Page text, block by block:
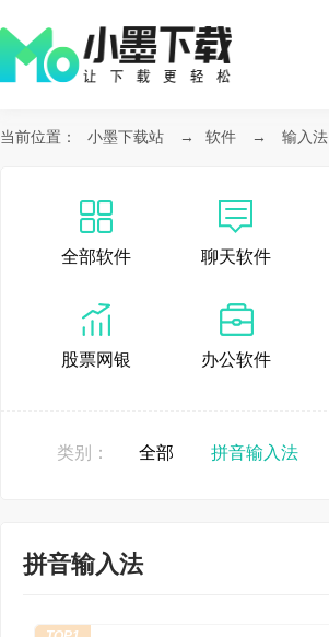
当前位置： 小墨下载站 → 软件 → 输入法
全部软件 聊天软件
股票网银 办公软件
类别： 全部 拼音输入法
拼音输入法